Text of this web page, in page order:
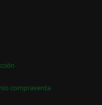
compraventa